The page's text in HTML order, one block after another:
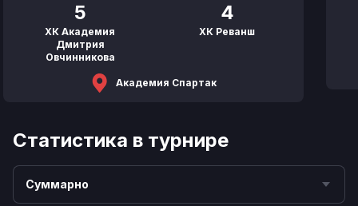
5
ХК Академия
Дмитрия
Овчинникова
4
ХК Реванш
Академия Спартак
Статистика в турнире
Суммарно